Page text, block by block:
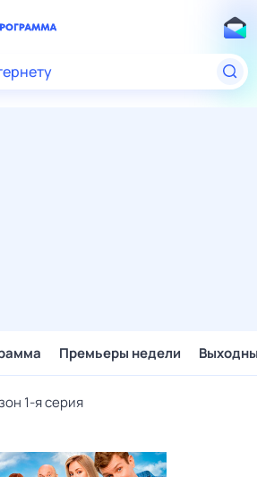
Премьеры недели
1-я серия